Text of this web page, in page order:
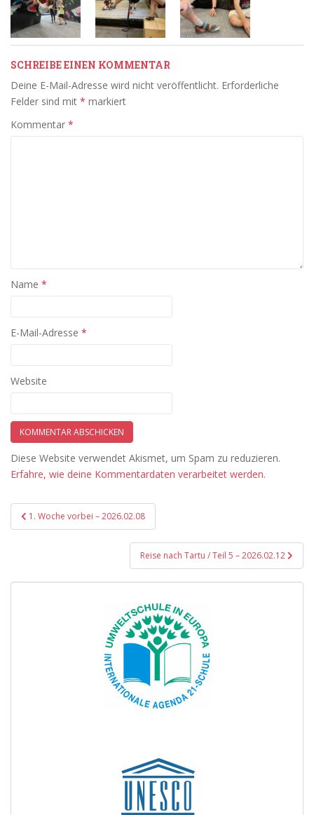
SCHREIBE EINEN KOMMENTAR
Deine E-Mail-Adresse wird nicht veröffentlicht. Erforderliche
Felder sind mit * markiert
Kommentar *
Name *
E-Mail-Adresse *
Website
Diese Website verwendet Akismet, um Spam zu reduzieren.
Erfahre, wie deine Kommentardaten verarbeitet werden.
Beitragsnavigation
1. Woche vorbei – 2026.02.08
Reise nach Tartu / Teil 5 – 2026.02.12